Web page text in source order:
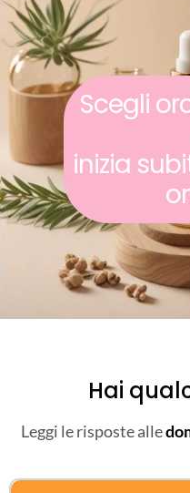
Scegli
inizia
Hai
Leggi le risposte alle